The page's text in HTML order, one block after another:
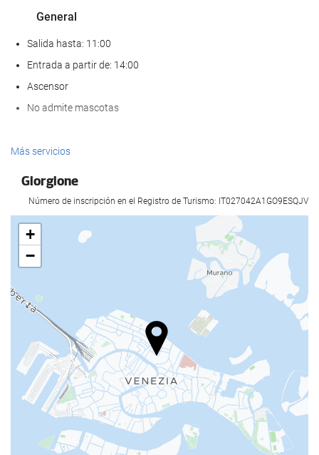
Servicio de limpieza
Servicio de lavandería
General
Salida hasta: 11:00
Entrada a partir de: 14:00
Ascensor
No admite mascotas
Servicios de recepción
Comida y bebida
Bar
Instalaciones de negocios
Centro de negocios
Acceso a Internet
Wifi gratis
Servicio de limpieza
Servicio de lavandería
Más servicios
Giorgione
Número de inscripción en el Registro de Turismo: IT027042A1GO9ESQJV
+
−